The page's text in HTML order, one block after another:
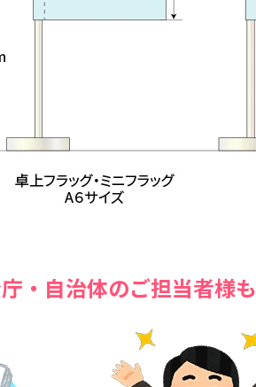
・自治体のご担当者様も